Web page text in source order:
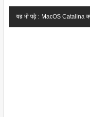
यह भी पढ़े : MacOS Catalina